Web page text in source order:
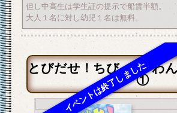
但し中高生は学生証の提示で船賃半額。
大人１名に対し幼児１名は無料。
とびだせ！ちびっ子♪わ
①